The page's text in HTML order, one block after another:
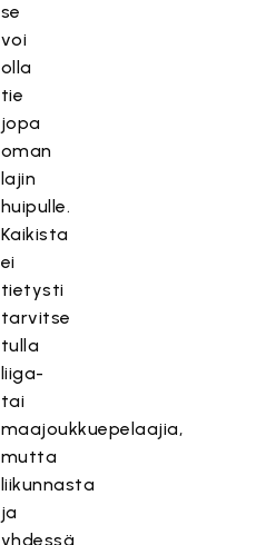
se
voi
olla
tie
jopa
oman
lajin
huipulle.
Kaikista
ei
tietysti
tarvitse
tulla
liiga-
tai
maajoukkuepelaajia,
mutta
liikunnasta
ja
yhdessä